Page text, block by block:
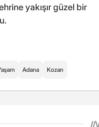
yakışır güzel bir
Adana Kozan